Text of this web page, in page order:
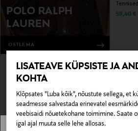
LISATEAVE KÜPSISTE JA
KOHTA
Klõpsates "Luba kõik", nõustute sellega, et
seadmesse salvestada erinevatel
veebisaidi nõuetekohane toimimine. Saate
igal ajal muuta selle lehe allosas.
POLO RALPH
LAUREN
OSTLEMA
59,40 €